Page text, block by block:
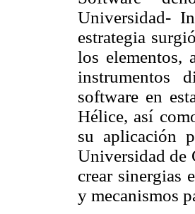
Universidad-
estrategia
los elementos,
instrumentos
software en
Hélice, así
su aplicación
Universidad de
crear sinergias
y mecanismos